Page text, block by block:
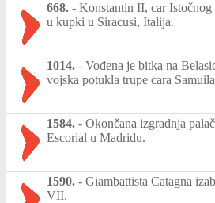
668. - Konstantin II, car
u kupki u Siracusi, Italija.
1014. - Vođena je bitka na
vojska potukla trupe cara
1584. - Okončana izgradnja
Escorial u Madridu.
1590. - Giambattista Catagna
VII.